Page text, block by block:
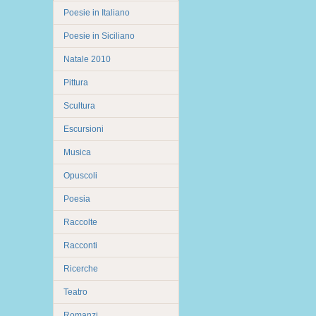
Poesie in Italiano
Poesie in Siciliano
Natale 2010
Pittura
Scultura
Escursioni
Musica
Opuscoli
Poesia
Raccolte
Racconti
Ricerche
Teatro